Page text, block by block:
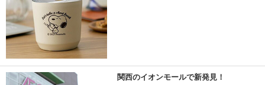
関西のイオンモールで新発見！